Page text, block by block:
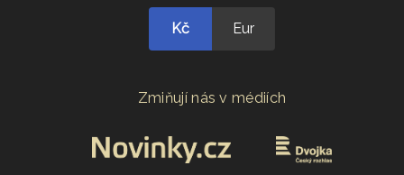
Kč Eur
Zmiňují nás v médiích